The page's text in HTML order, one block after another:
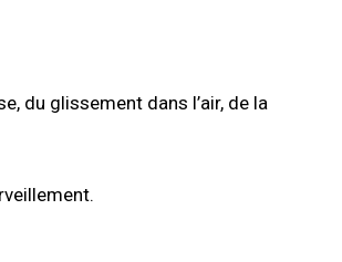
du glissement dans l’air, de la